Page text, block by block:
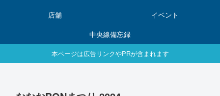
店舗
イベント
中央線備忘録
本ページは広告リンクやPRが含まれます